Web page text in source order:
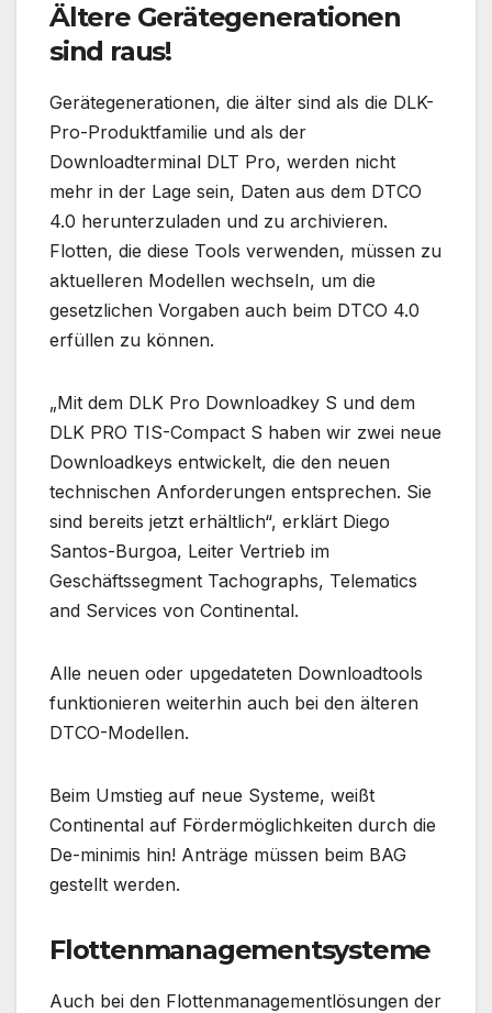
Ältere Gerätegenerationen
sind raus!
Gerätegenerationen, die älter sind als die DLK-
Pro-Produktfamilie und als der
Downloadterminal DLT Pro, werden nicht
mehr in der Lage sein, Daten aus dem DTCO
4.0 herunterzuladen und zu archivieren.
Flotten, die diese Tools verwenden, müssen zu
aktuelleren Modellen wechseln, um die
gesetzlichen Vorgaben auch beim DTCO 4.0
erfüllen zu können.
„Mit dem DLK Pro Downloadkey S und dem
DLK PRO TIS-Compact S haben wir zwei neue
Downloadkeys entwickelt, die den neuen
technischen Anforderungen entsprechen. Sie
sind bereits jetzt erhältlich“, erklärt Diego
Santos-Burgoa, Leiter Vertrieb im
Geschäftssegment Tachographs, Telematics
and Services von Continental.
Alle neuen oder upgedateten Downloadtools
funktionieren weiterhin auch bei den älteren
DTCO-Modellen.
Beim Umstieg auf neue Systeme, weißt
Continental auf Fördermöglichkeiten durch die
De-minimis hin! Anträge müssen beim BAG
gestellt werden.
Flottenmanagementsysteme
Auch bei den Flottenmanagementlösungen der